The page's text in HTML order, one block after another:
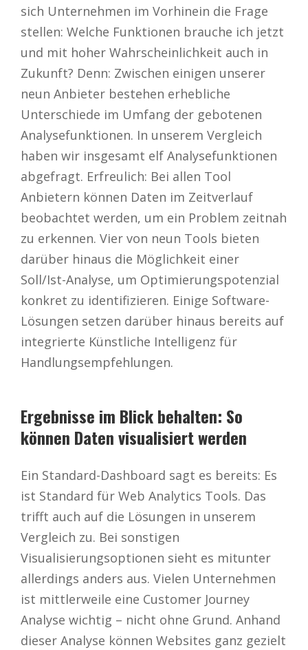
sich Unternehmen im Vorhinein die Frage
stellen: Welche Funktionen brauche ich jetzt
und mit hoher Wahrscheinlichkeit auch in
Zukunft? Denn: Zwischen einigen unserer
neun Anbieter bestehen erhebliche
Unterschiede im Umfang der gebotenen
Analysefunktionen. In unserem Vergleich
haben wir insgesamt elf Analysefunktionen
abgefragt. Erfreulich: Bei allen Tool
Anbietern können Daten im Zeitverlauf
beobachtet werden, um ein Problem zeitnah
zu erkennen. Vier von neun Tools bieten
darüber hinaus die Möglichkeit einer
Soll/Ist-Analyse, um Optimierungspotenzial
konkret zu identifizieren. Einige Software-
Lösungen setzen darüber hinaus bereits auf
integrierte Künstliche Intelligenz für
Handlungsempfehlungen.
Ergebnisse im Blick behalten: So
können Daten visualisiert werden
Ein Standard-Dashboard sagt es bereits: Es
ist Standard für Web Analytics Tools. Das
trifft auch auf die Lösungen in unserem
Vergleich zu. Bei sonstigen
Visualisierungsoptionen sieht es mitunter
allerdings anders aus. Vielen Unternehmen
ist mittlerweile eine Customer Journey
Analyse wichtig – nicht ohne Grund. Anhand
dieser Analyse können Websites ganz gezielt